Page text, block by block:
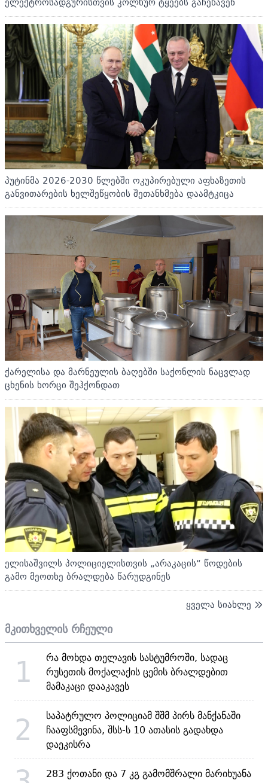
პუტინმა 2026-2030 წლებში ოკუპირებული აფხაზეთის
განვითარების ხელშეწყობის შეთანხმება დაამტკიცა
ქარელისა და მარნეულის ბაღებში საქონლის ნაცვლად
ცხენის ხორცი შეჰქონდათ
ელისაშვილს პოლიციელისთვის „არაკაცის“ წოდების
გამო მეოთხე ბრალდება წარუდგინეს
ყველა სიახლე
მკითხველის რჩეული
1
რა მოხდა თელავის სასტუმროში, სადაც
რუსეთის მოქალაქის ცემის ბრალდებით
მამაკაცი დააკავეს
2
საპატრულო პოლიციამ შშმ პირს მანქანაში
ჩააფსმევინა, შსს-ს 10 ათასის გადახდა
დაეკისრა
283 ქოთანი და 7 კგ გამომშრალი მარიხუანა